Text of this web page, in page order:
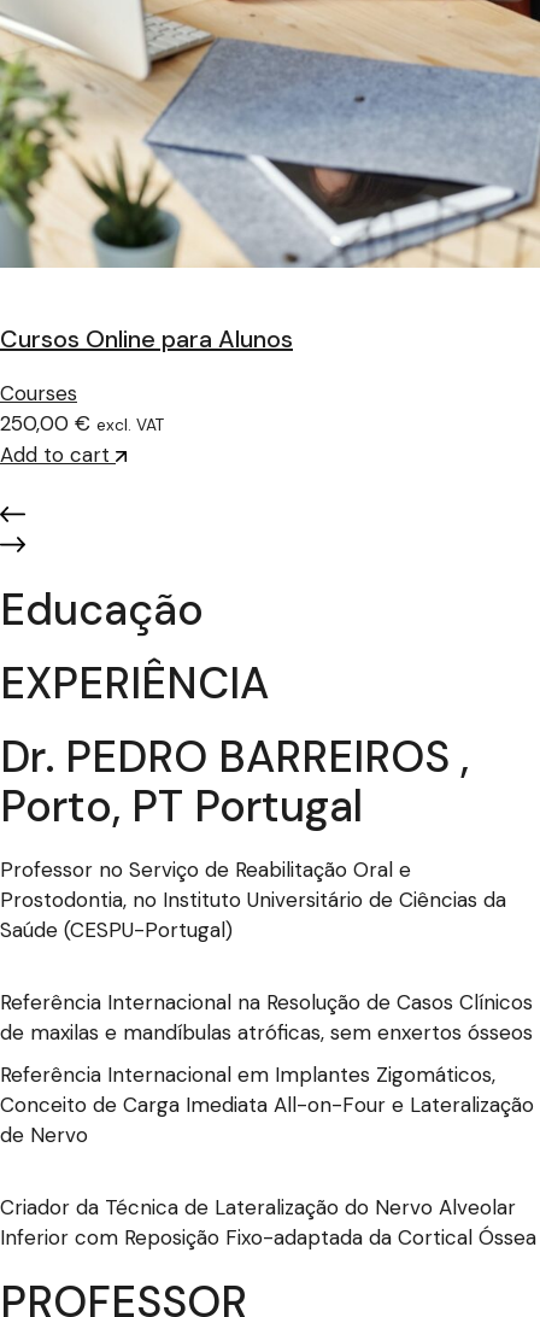
Cursos Online para Alunos
Courses
250,00 € excl. VAT
Add to cart
Educação
EXPERIÊNCIA
Dr. PEDRO BARREIROS ,
Porto, PT Portugal
Professor no Serviço de Reabilitação Oral e
Prostodontia, no Instituto Universitário de Ciências da
Saúde (CESPU-Portugal)
Referência Internacional na Resolução de Casos Clínicos
de maxilas e mandíbulas atróficas, sem enxertos ósseos
Referência Internacional em Implantes Zigomáticos,
Conceito de Carga Imediata All-on-Four e Lateralização
de Nervo
Criador da Técnica de Lateralização do Nervo Alveolar
Inferior com Reposição Fixo-adaptada da Cortical Óssea
PROFESSOR